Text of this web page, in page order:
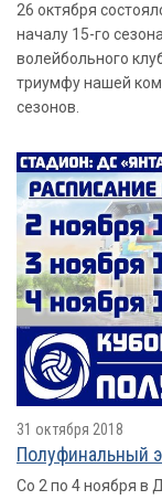
26 октября
началу 15-го
волейбольного
триумфу нашей
сезонов.
31 октября 2018
Полуфинальный
Со 2 по 4 ноября в